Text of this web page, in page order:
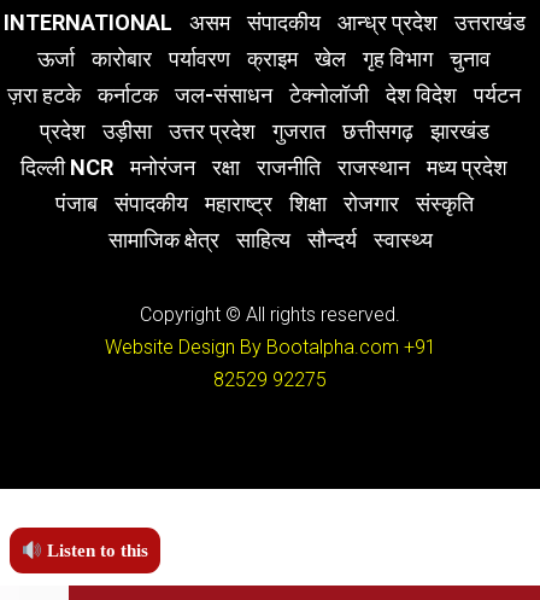
INTERNATIONAL
असम संपादकीय आन्ध्र प्रदेश
उत्तराखंड
ऊर्जा
कारोबार पर्यावरण क्राइम खेल गृह विभाग
चुनाव
ज़रा हटके
कर्नाटक जल-संसाधन टेक्नोलॉजी देश विदेश
पर्यटन
प्रदेश
उड़ीसा उत्तर प्रदेश गुजरात छत्तीसगढ़
झारखंड
दिल्ली NCR
मनोरंजन रक्षा राजनीति राजस्थान
मध्य प्रदेश
पंजाब
संपादकीय महाराष्ट्र शिक्षा रोजगार
संस्कृति
सामाजिक क्षेत्र
साहित्य सौन्दर्य स्वास्थ्य
Copyright © All rights reserved.
Website Design By Bootalpha.com +91
82529 92275
Listen to this